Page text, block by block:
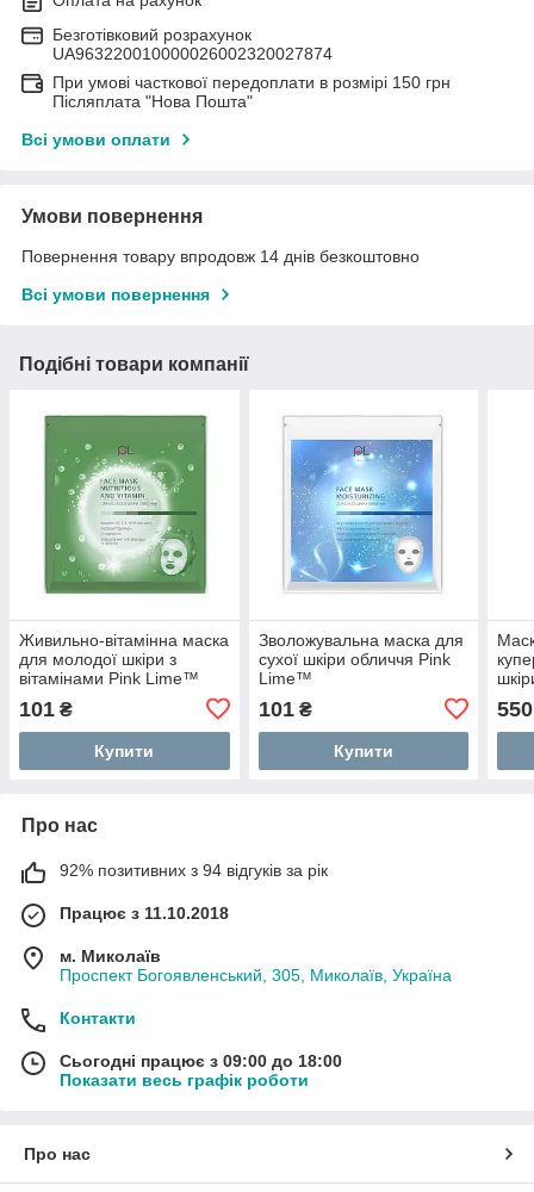
Безготівковий розрахунок
UA963220010000026002320027874
При умові часткової передоплати в розмірі 150 грн
Післяплата "Нова Пошта"
Всі умови оплати
Умови повернення
Повернення товару впродовж 14 днів безкоштовно
Всі умови повернення
Подібні товари компанії
Живильно-вітамінна маска
для молодої шкіри з
вітамінами Pink Lime™
101 ₴
Купити
Зволожувальна маска для
сухої шкіри обличчя Pink
Lime™
101₴
Купити
550
Про нас
92% позитивних з 94 відгуків за рік
Працює з 11.10.2018
м. Миколаїв
Проспект Богоявленський, 305, Миколаїв, Україна
Контакти
Сьогодні працює з 09:00 до 18:00
Показати весь графік роботи
Про нас